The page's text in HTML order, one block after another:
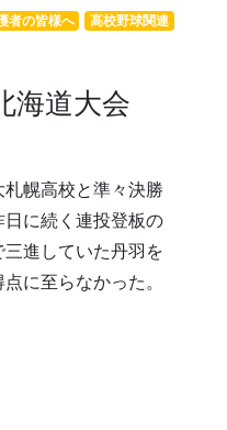
高校野球関連
者の皆様へ
海道大会
幌高校と準々決勝
に続く連投登板の
進していた丹羽を
に至らなかった。